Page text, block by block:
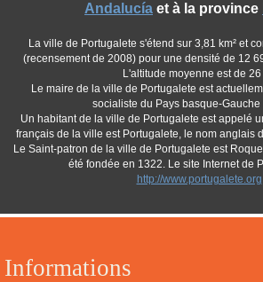
Informations
Andalucía et à la province
La ville de Portugalete s'étend sur 3,81 km² et
(recensement de 2008) pour une densité de 12
L'altitude moyenne est de 26
Le maire de la ville de Portugalete est
socialiste du Pays basque-Gauche
Un habitant de la ville de Portugalete est appelé
français de la ville est Portugalete, le nom anglais
Le Saint-patron de la ville de Portugalete est
été fondée en 1322. Le site Internet de
http://www.portugalete.org